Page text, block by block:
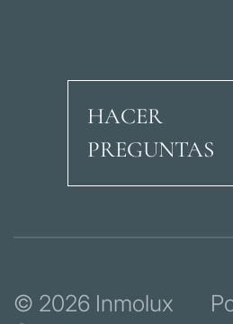
HACER
PREGUNTAS
© 2026 Inmolux